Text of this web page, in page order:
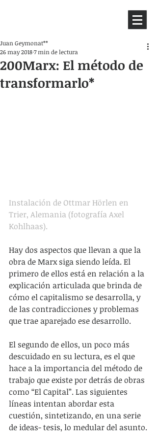
200Marx: El método de
transformarlo*
Juan Geymonat**
26 may 20187 min de lectura
Instalación de Ottmar Hörlen en
Trier, Alemania (fotografía Axel
Kohlhaas).
Hay dos aspectos que llevan a que la
obra de Marx siga siendo leída. El
primero de ellos está en relación a la
explicación articulada que brinda de
cómo el capitalismo se desarrolla, y
de las contradicciones y problemas
que trae aparejado ese desarrollo.
El segundo de ellos, un poco más
descuidado en su lectura, es el que
hace a la importancia del método de
trabajo que existe por detrás de obras
como “El Capital”. Las siguientes
líneas intentan abordar esta
cuestión, sintetizando, en una serie
de ideas- tesis, lo medular del asunto.